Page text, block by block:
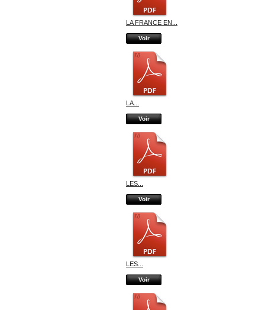
LA FRANCE EN...
Voir
LA...
Voir
LES...
Voir
LES...
Voir